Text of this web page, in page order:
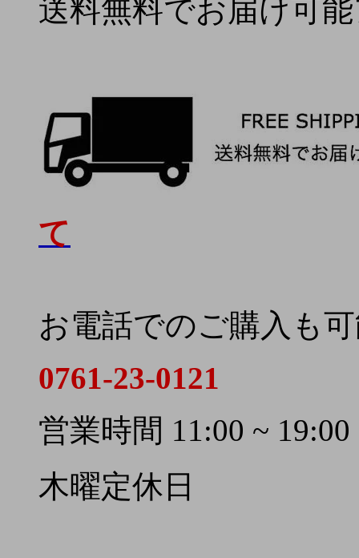
送料無料でお届け可
て
お電話でのご購入も
0761-23-0121
営業時間 11:00 ~ 19:00
木曜定休日